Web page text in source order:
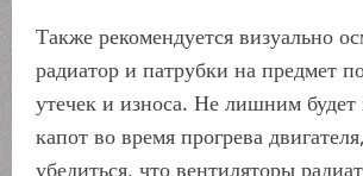
Также рекомендуется визуально
радиатор и патрубки на предмет
утечек и износа. Не лишним будет
капот во время прогрева
убедиться, что вентиляторы